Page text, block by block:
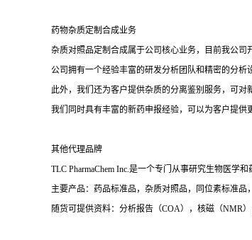
药物杂质定制合成业务
杂质对照品定制合成属于公司核心业务，目前我公司
公司拥有一个经验丰富的研发分析团队和精密的分析
此外，我们还为客户提供杂质的分离鉴别服务，可对
我们同时具有丰富的新药申报经验，可以为客户提供
其他代理品牌
TLC PharmaChem Inc.是一个专门从事研究生物医学
主要产品：药品标准品，杂质对照品，同位素标准品
随货可提供资料：分析报告（COA），核磁（NMR